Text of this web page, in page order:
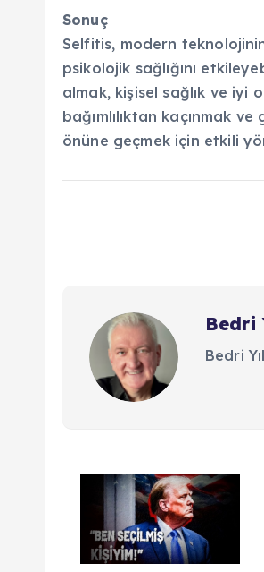
Sonuç
Selfitis, modern
psikolojik sağlığını
almak, kişisel sağlık ve iyi
bağımlılıktan kaçınmak
önüne geçmek için etkili
Bedri
Bedri